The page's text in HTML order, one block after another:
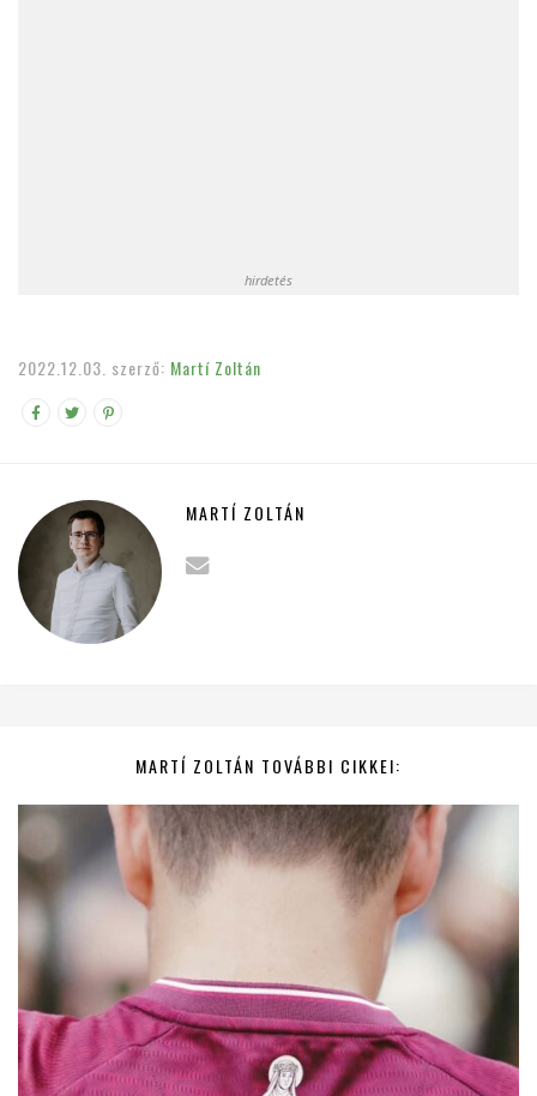
hirdetés
2022.12.03. szerző: Martí Zoltán
MARTÍ ZOLTÁN
MARTÍ ZOLTÁN TOVÁBBI CIKKEI: